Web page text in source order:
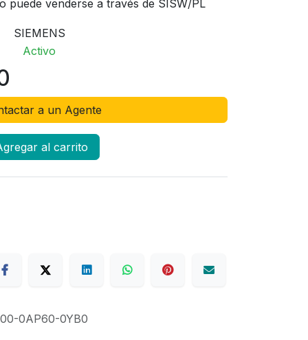
puede venderse a través de SISW/PL
SIEMENS
Activo
a un Agente
al carrito
0AP60-0YB0